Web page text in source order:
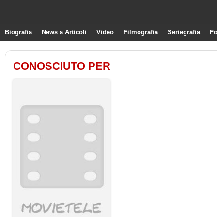
Biografia News a Articoli Video Filmografia Seriegrafia
CONOSCIUTO PER